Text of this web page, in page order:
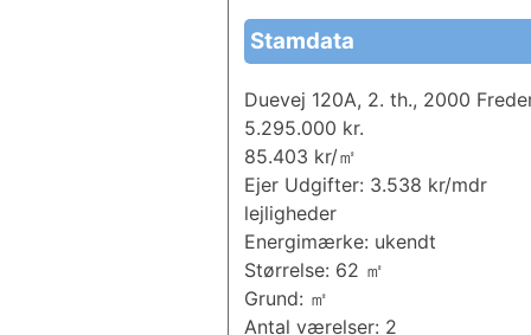
Stamdata
Duevej 120A, 2. th., 2000
5.295.000 kr.
85.403 kr/㎡
Ejer Udgifter: 3.538 kr/mdr
lejligheder
Energimærke: ukendt
Størrelse: 62 ㎡
Grund: ㎡
Antal værelser: 2